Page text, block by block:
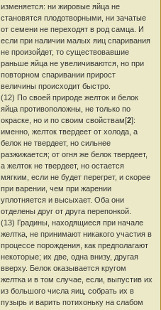
изменяется: ни жировые яйца не
становятся плодотворными, ни зачатые
от семени не переходят в род самца. И
если при наличии малых яиц спаривания
не произойдет, то существовавшие
раньше яйца не увеличиваются, но при
повторном спаривании прирост
величины происходит быстро.
(12) По своей природе желток и белок
яйца противоположны, не только по
окраске, но и по своим свойствам[2]:
именно, желток твердеет от холода, а
белок не твердеет, но сильнее
разжижается; от огня же белок твердеет,
а желток не твердеет, но остается
мягким, если не будет перегрет, и скорее
при варении, чем при жарении
уплотняется и высыхает. Оба они
отделены друг от друга перепонкой.
(13) Градины, находящиеся при начале
желтка, не принимают никакого участия в
процессе порождения, как предполагают
некоторые; их две, одна внизу, другая
вверху. Белок оказывается кругом
желтка и в том случае, если, выпустив их
из большого числа яиц, собрать их в
пузырь и варить потихоньку на слабом